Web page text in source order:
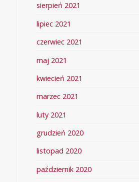
sierpień 2021
lipiec 2021
czerwiec 2021
maj 2021
kwiecień 2021
marzec 2021
luty 2021
grudzień 2020
listopad 2020
październik 2020